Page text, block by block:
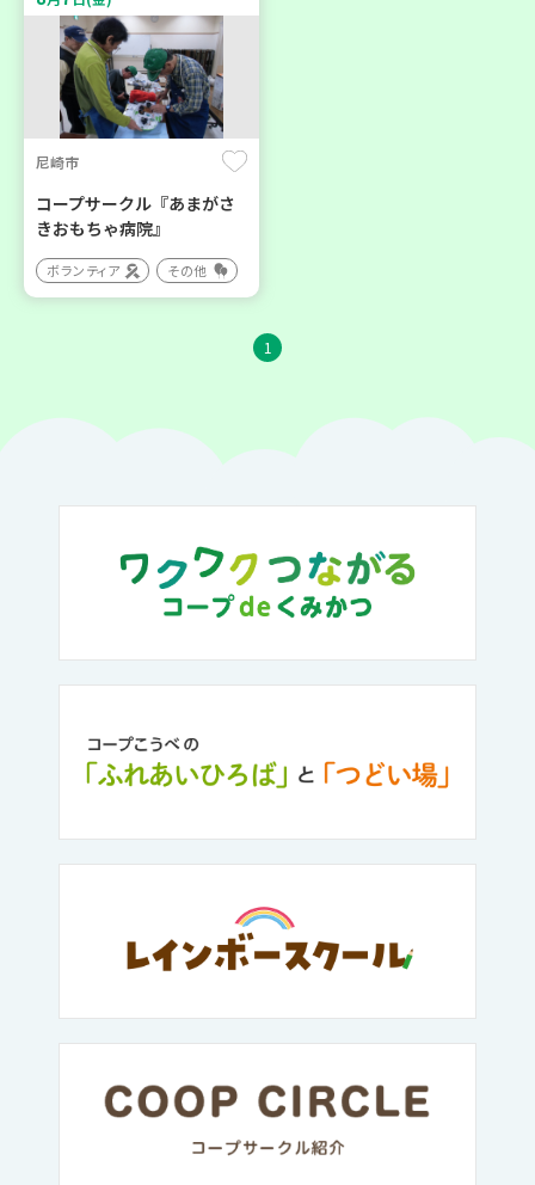
尼崎市
コープサークル『あまがさ
きおもちゃ病院』
ボランティア その他
1